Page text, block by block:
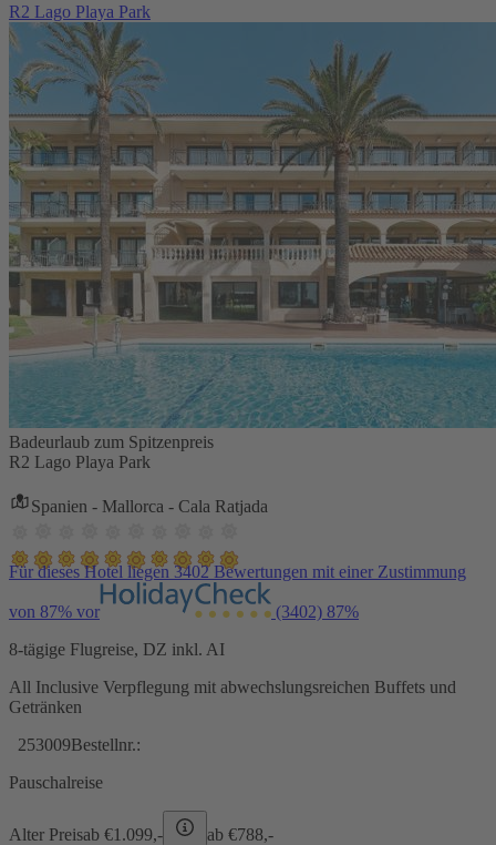
R2 Lago Playa Park
Badeurlaub zum Spitzenpreis
R2 Lago Playa Park
Spanien - Mallorca - Cala Ratjada
Für dieses Hotel liegen 3402 Bewertungen mit einer Zustimmung
von 87% vor (3402) 87%
8-tägige Flugreise, DZ inkl. AI
All Inclusive Verpflegung mit abwechslungsreichen Buffets und
Getränken
253009Bestellnr.:
Pauschalreise
Alter Preisab €1.099,- ab €788,-